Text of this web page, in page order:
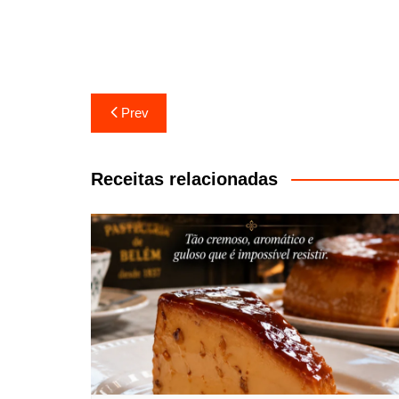
Navegação
de
artigos
Prev
Receitas relacionadas